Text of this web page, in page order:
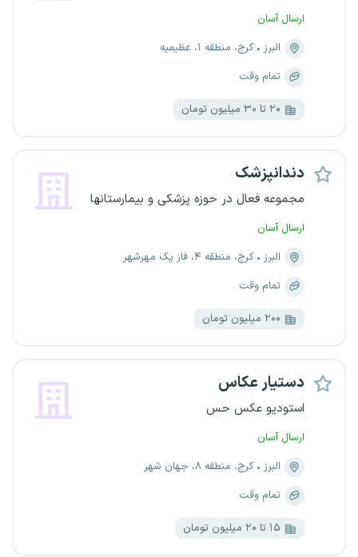
ارسال آسان
البرز
کرج، منطقه ۱، عظیمیه
تمام وقت
۲۰ تا ۳۰ میلیون تومان
دندانپزشک
مجموعه فعال در حوزه پزشکی و بیمارستانها
ارسال آسان
البرز
کرج، منطقه ۴، فاز یک مهرشهر
تمام وقت
۲۰۰ میلیون تومان
دستیار عکاس
استودیو عکس حس
ارسال آسان
البرز
کرج، منطقه ۸، جهان شهر
تمام وقت
۱۵ تا ۲۰ میلیون تومان